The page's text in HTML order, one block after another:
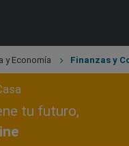
y Economía Finanzas y
tu futuro,